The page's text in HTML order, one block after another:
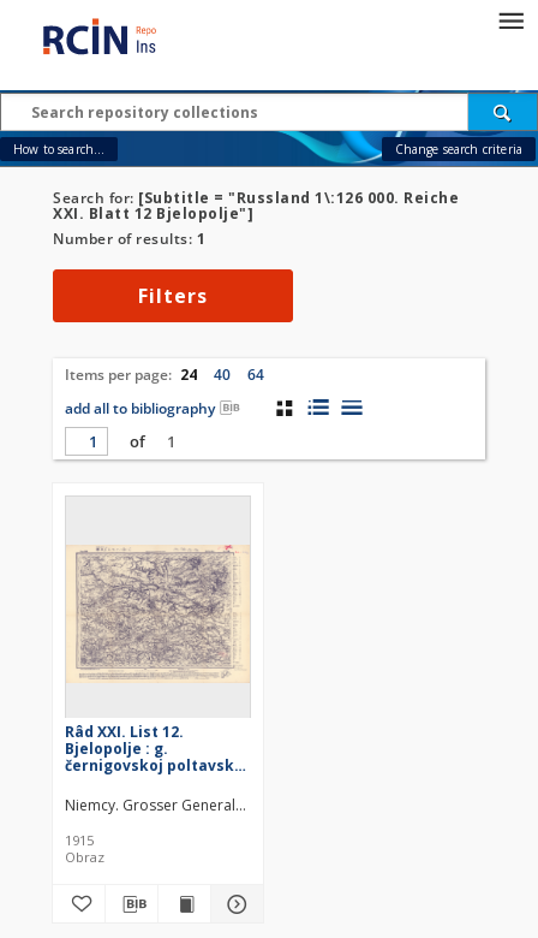
How to search... Change search criteria
Search for: [Subtitle = "Russland 1\:126 000. Reiche
XXI. Blatt 12 Bjelopolje"]
Number of results: 1
Filters
Items per page: 24 40
64
add all to bibliography
of
1
Râd XXI. List 12.
Bjelopolje : g.
černigovskoj poltavskoj
Niemcy. Grosser Generalstab. Kartographische Abteilung. Redaktor
1915
Obraz